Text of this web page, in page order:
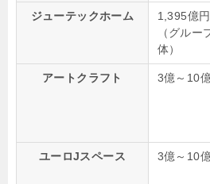
ジューテックホーム
1,395億円
（グルー
体）
アートクラフト 3億～10
ユーロJスペース 3億～10